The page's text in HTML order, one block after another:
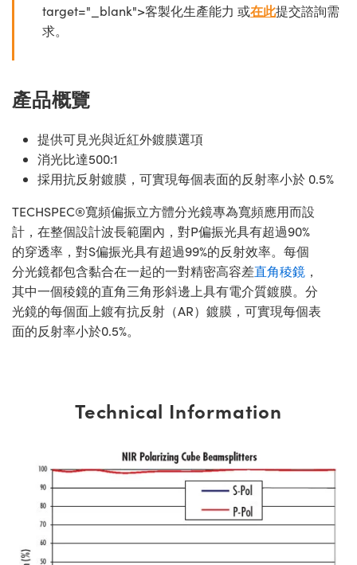
target="_blank">客製化生產能力 或在此提交諮詢需
求。
產品概覽
提供可見光與近紅外鍍膜選項
消光比達500:1
採用抗反射鍍膜，可實現每個表面的反射率小於 0.5%
TECHSPEC®寬頻偏振立方體分光鏡專為寬頻應用而設
計，在整個設計波長範圍內，對P偏振光具有超過90%
的穿透率，對S偏振光具有超過99%的反射效率。每個
分光鏡都包含黏合在一起的一對精密高容差直角稜鏡 ，
其中一個稜鏡的直角三角形斜邊上具有電介質鍍膜。分
光鏡的每個面上鍍有抗反射（AR）鍍膜，可實現每個表
面的反射率小於0.5%。
Technical Information